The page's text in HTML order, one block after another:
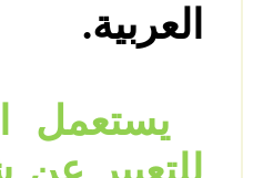
العربية.
يستعمل